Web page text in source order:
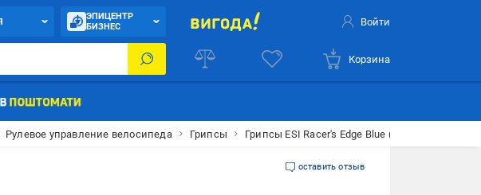
ЭПИЦЕНТР
БИЗНЕС
Войти
Корзина
Рулевое управление велосипеда Грипсы Грипсы ESI Racer's Edge Blue (GSZ03)
оставить отзыв